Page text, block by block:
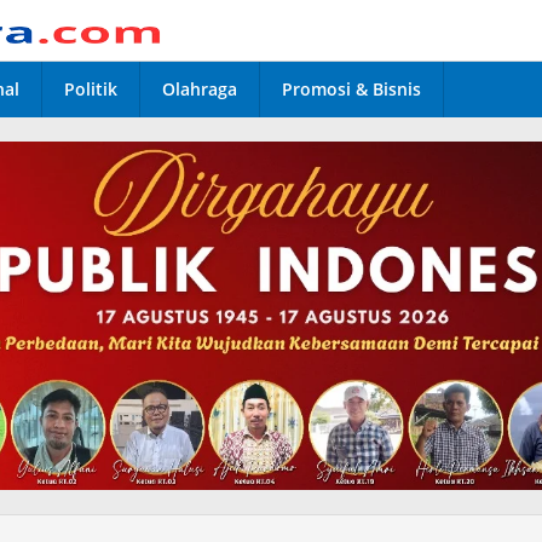
Politik Olahraga Promosi & Bisnis